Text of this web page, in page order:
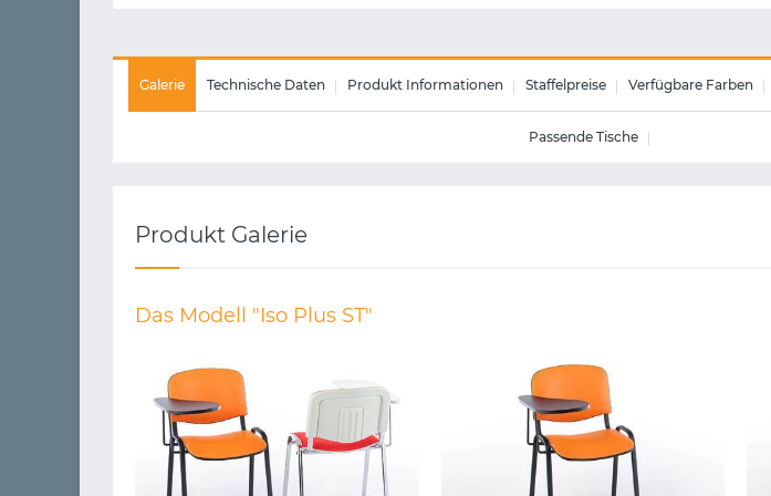
Galerie Technische Daten Produkt Informationen Staffelpreise Verfügbare Farben
Passende Tische
Produkt Galerie
Das Modell "Iso Plus ST"